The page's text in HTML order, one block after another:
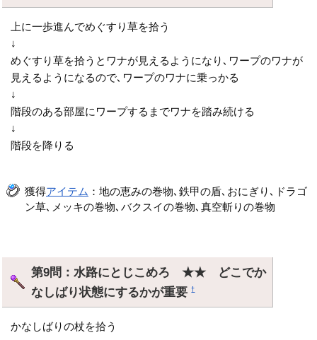
上に一歩進んでめぐすり草を拾う
↓
めぐすり草を拾うとワナが見えるようになり､ワープのワナが
見えるようになるので､ワープのワナに乗っかる
↓
階段のある部屋にワープするまでワナを踏み続ける
↓
階段を降りる
獲得アイテム ：地の恵みの巻物､鉄甲の盾､おにぎり､ドラゴ
ン草､メッキの巻物､バクスイの巻物､真空斬りの巻物
第9問：水路にとじこめろ ★★ どこでか
なしばり状態にするかが重要†
かなしばりの杖を拾う